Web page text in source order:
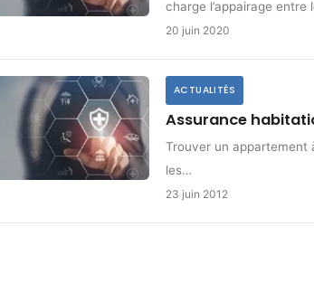
charge l’appairage
20 juin 2020
ACTUALITÉS
Assurance
Trouver un appartement
les…
23 juin 2012